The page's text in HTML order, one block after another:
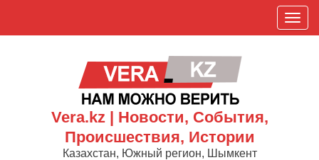
П
о
Vera.kz | Новости, События,
Происшествия, Истории
Казахстан, Южный регион, Шымкент